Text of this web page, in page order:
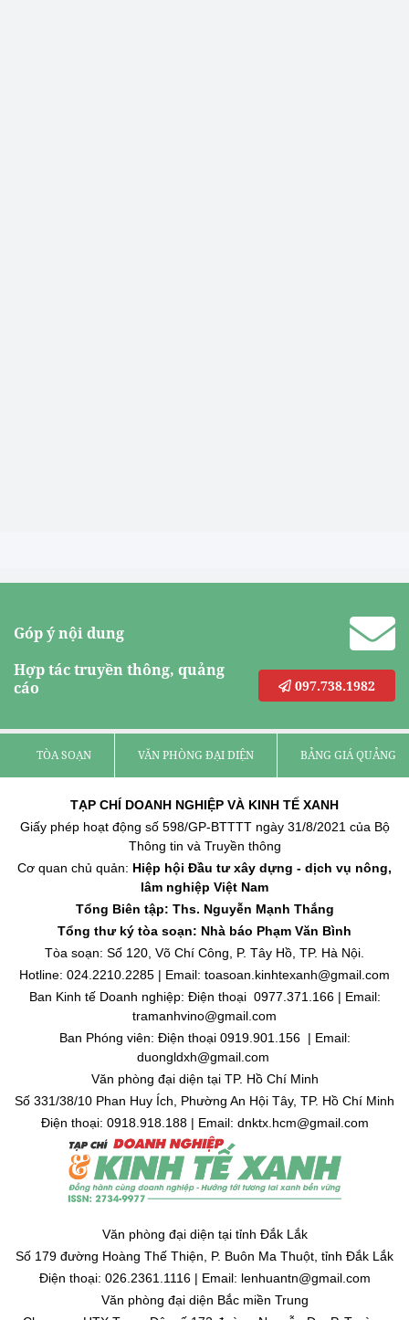
Góp ý nội dung
Hợp tác truyền thông, quảng
cáo
097.738.1982
TÒA SOẠN VĂN PHÒNG ĐẠI DIỆN BẢNG GIÁ QUẢNG
TẠP CHÍ DOANH NGHIỆP VÀ KINH TẾ XANH
Giấy phép hoạt động số 598/GP-BTTTT ngày 31/8/2021 của Bộ
Thông tin và Truyền thông
Cơ quan chủ quản: Hiệp hội Đầu tư xây dựng - dịch vụ nông,
lâm nghiệp Việt Nam
Tổng Biên tập: Ths. Nguyễn Mạnh Thắng
Tổng thư ký tòa soạn: Nhà báo Phạm Văn Bình
Tòa soạn: Số 120, Võ Chí Công, P. Tây Hồ, TP. Hà Nội.
Hotline: 024.2210.2285 | Email: toasoan.kinhtexanh@gmail.com
Ban Kinh tế Doanh nghiệp: Điện thoại 0977.371.166 | Email:
tramanhvino@gmail.com
Ban Phóng viên: Điện thoại 0919.901.156 | Email:
duongldxh@gmail.com
Văn phòng đại diện tại TP. Hồ Chí Minh
Số 331/38/10 Phan Huy Ích, Phường An Hội Tây, TP. Hồ Chí Minh
Điện thoại: 0918.918.188 | Email: dnktx.hcm@gmail.com
Văn phòng đại diện tại tỉnh Đắk Lắk
Số 179 đường Hoàng Thế Thiện, P. Buôn Ma Thuột, tỉnh Đắk Lắk
Điện thoại: 026.2361.1116 | Email: lenhuantn@gmail.com
Văn phòng đại diện Bắc miền Trung